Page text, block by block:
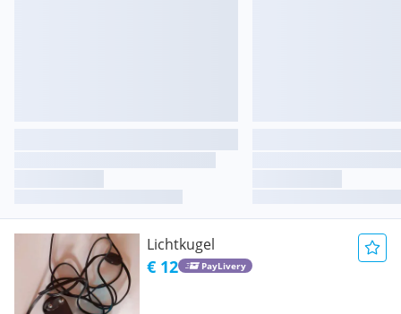
Lichtkugel
€ 12 PayLivery